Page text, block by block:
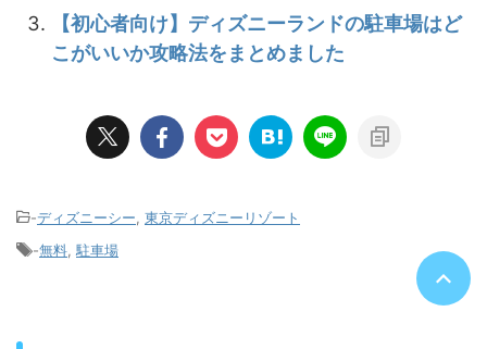
【初心者向け】ディズニーランドの駐車場はど
こがいいか攻略法をまとめました
-ディズニーシー 東京ディズニーリゾート
-無料 駐車場